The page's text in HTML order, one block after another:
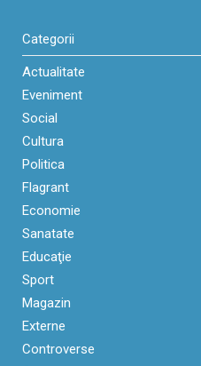
Categorii
Actualitate
Eveniment
Social
Cultura
Politica
Flagrant
Economie
Sanatate
Educaţie
Sport
Magazin
Externe
Controverse